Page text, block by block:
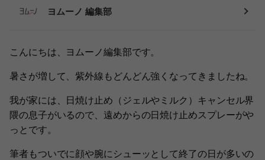
ヨムーノ 編集部
こんにちは、ヨムーノ編集部です。
暑さが増して、紫外線もどんどん強くなってきましたね。
我が家には、日焼け止め（ジェルやミルク）キャンセル界
隈の息子がいるので、遠めからの日焼け止めスプレーがや
っとです。
筆者もついでに顔や腕にシューッとして終了の日が多いの